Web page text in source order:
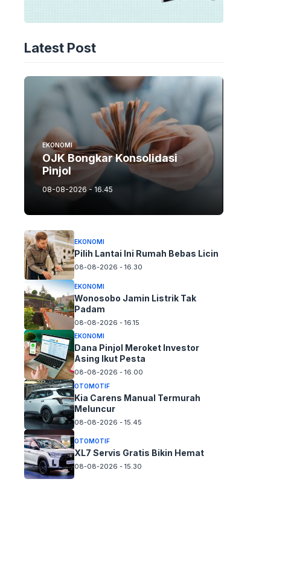
Latest Post
EKONOMI
OJK Bongkar Konsolidasi
Pinjol
08-08-2026 - 16.45
EKONOMI
Pilih Lantai Ini Rumah Bebas Licin
08-08-2026 - 16.30
EKONOMI
Wonosobo Jamin Listrik Tak
Padam
08-08-2026 - 16.15
EKONOMI
Dana Pinjol Meroket Investor
Asing Ikut Pesta
08-08-2026 - 16.00
OTOMOTIF
Kia Carens Manual Termurah
Meluncur
08-08-2026 - 15.45
OTOMOTIF
XL7 Servis Gratis Bikin Hemat
08-08-2026 - 15.30